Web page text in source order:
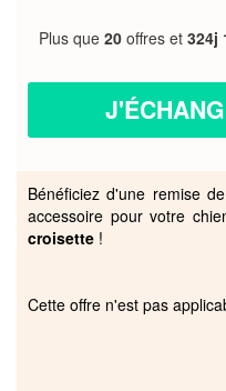
Plus que 20 offres et 324j
Bénéficiez d'une remise
accessoire pour votre
croisette !
Cette offre n'est pas